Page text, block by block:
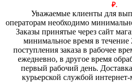
₽.
Уважаемые клиенты для
операторам необходимо
Заказы принятые через сайт
минимальное время в течение
поступления заказа в рабочее
ежедневно, в другое время
первый рабочий день.
курьерской службой